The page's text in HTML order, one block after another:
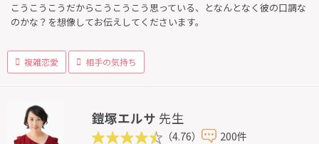
こうこうこうだからこうこうこう思っている、となんとなく彼の口調な
のかな？を想像してお伝えしてくださいます。
複雑恋愛 相手の気持ち
鎧塚エルサ 先生
（4.76） 200件